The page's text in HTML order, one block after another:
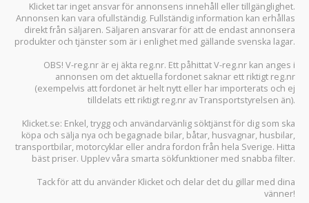
Klicket tar inget ansvar för annonsens innehåll eller tillgänglighet.
Annonsen kan vara ofullständig. Fullständig information kan erhållas
direkt från säljaren. Säljaren ansvarar för att de endast annonsera
produkter och tjänster som är i enlighet med gällande svenska lagar.
OBS! V-reg.nr är ej äkta reg.nr. Ett påhittat V-reg.nr kan anges i
annonsen om det aktuella fordonet saknar ett riktigt reg.nr
(exempelvis att fordonet är helt nytt eller har importerats och ej
tilldelats ett riktigt reg.nr av Transportstyrelsen än).
Klicket.se: Enkel, trygg och användarvänlig söktjänst för dig som ska
köpa och sälja nya och begagnade bilar, båtar, husvagnar, husbilar,
transportbilar, motorcyklar eller andra fordon från hela Sverige. Hitta
bäst priser. Upplev våra smarta sökfunktioner med snabba filter.
Tack för att du använder Klicket och delar det du gillar med dina
vänner!